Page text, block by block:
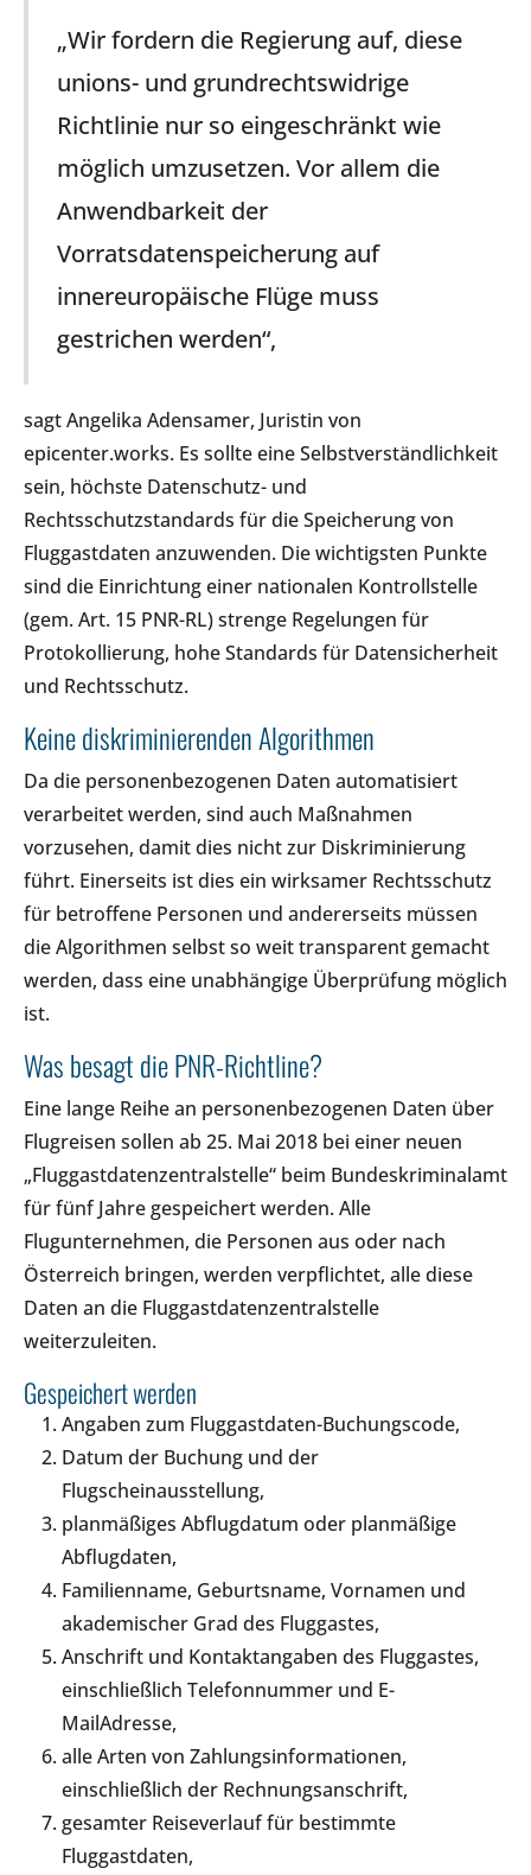
„Wir fordern die Regierung auf, diese
unions- und grundrechtswidrige
Richtlinie nur so eingeschränkt wie
möglich umzusetzen. Vor allem die
Anwendbarkeit der
Vorratsdatenspeicherung auf
innereuropäische Flüge muss
gestrichen werden“,
sagt Angelika Adensamer, Juristin von
epicenter.works. Es sollte eine Selbstverständlichkeit
sein, höchste Datenschutz- und
Rechtsschutzstandards für die Speicherung von
Fluggastdaten anzuwenden. Die wichtigsten Punkte
sind die Einrichtung einer nationalen Kontrollstelle
(gem. Art. 15 PNR-RL) strenge Regelungen für
Protokollierung, hohe Standards für Datensicherheit
und Rechtsschutz.
Keine diskriminierenden Algorithmen
Da die personenbezogenen Daten automatisiert
verarbeitet werden, sind auch Maßnahmen
vorzusehen, damit dies nicht zur Diskriminierung
führt. Einerseits ist dies ein wirksamer Rechtsschutz
für betroffene Personen und andererseits müssen
die Algorithmen selbst so weit transparent gemacht
werden, dass eine unabhängige Überprüfung möglich
ist.
Was besagt die PNR-Richtline?
Eine lange Reihe an personenbezogenen Daten über
Flugreisen sollen ab 25. Mai 2018 bei einer neuen
„Fluggastdatenzentralstelle“ beim Bundeskriminalamt
für fünf Jahre gespeichert werden. Alle
Flugunternehmen, die Personen aus oder nach
Österreich bringen, werden verpflichtet, alle diese
Daten an die Fluggastdatenzentralstelle
weiterzuleiten.
Gespeichert werden
Angaben zum Fluggastdaten-Buchungscode,
Datum der Buchung und der
Flugscheinausstellung,
planmäßiges Abflugdatum oder planmäßige
Abflugdaten,
Familienname, Geburtsname, Vornamen und
akademischer Grad des Fluggastes,
Anschrift und Kontaktangaben des Fluggastes,
einschließlich Telefonnummer und E-
MailAdresse,
alle Arten von Zahlungsinformationen,
einschließlich der Rechnungsanschrift,
gesamter Reiseverlauf für bestimmte
Fluggastdaten,